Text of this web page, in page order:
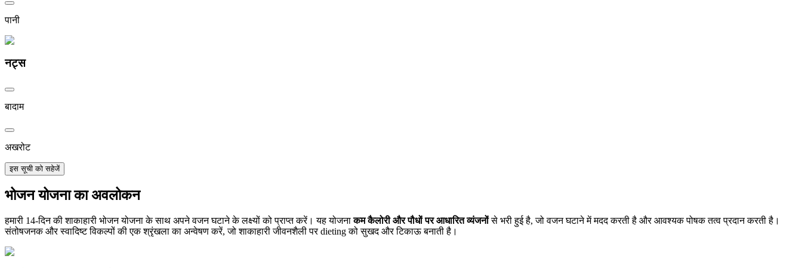
पानी
नट्स
बादाम
अखरोट
इस सूची को सहेजें
भोजन योजना का अवलोकन
हमारी 14-दिन की शाकाहारी भोजन योजना के साथ अपने वजन घटाने के लक्ष्यों को प्राप्त करें। यह योजनाकम कैलोरी और पौधों पर आधारित व्यंजनोंसे भरी हुई है, जो वजन घटाने में मदद करती है और आवश्यक पोषक तत्व प्रदान करती है।
संतोषजनक और स्वादिष्ट विकल्पों की एक श्रृंखला का अन्वेषण करें, जो शाकाहारी जीवनशैली पर dieting को सुखद और टिकाऊ बनाती है।